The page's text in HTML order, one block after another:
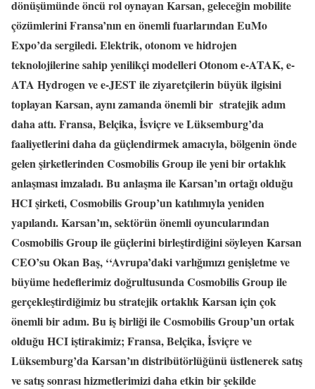
dönüşümünde öncü rol oynayan Karsan, geleceğin mobilite
çözümlerini Fransa’nın en önemli fuarlarından EuMo
Expo’da sergiledi. Elektrik, otonom ve hidrojen
teknolojilerine sahip yenilikçi modelleri Otonom e-ATAK, e-
ATA Hydrogen ve e-JEST ile ziyaretçilerin büyük ilgisini
toplayan Karsan, aynı zamanda önemli bir stratejik adım
daha attı. Fransa, Belçika, İsviçre ve Lüksemburg’da
faaliyetlerini daha da güçlendirmek amacıyla, bölgenin önde
gelen şirketlerinden Cosmobilis Group ile yeni bir ortaklık
anlaşması imzaladı. Bu anlaşma ile Karsan’ın ortağı olduğu
HCI şirketi, Cosmobilis Group’un katılımıyla yeniden
yapılandı. Karsan’ın, sektörün önemli oyuncularından
Cosmobilis Group ile güçlerini birleştirdiğini söyleyen Karsan
CEO’su Okan Baş, ‘‘Avrupa’daki varlığımızı genişletme ve
büyüme hedeflerimiz doğrultusunda Cosmobilis Group ile
gerçekleştirdiğimiz bu stratejik ortaklık Karsan için çok
önemli bir adım. Bu iş birliği ile Cosmobilis Group’un ortak
olduğu HCI iştirakimiz; Fransa, Belçika, İsviçre ve
Lüksemburg’da Karsan’ın distribütörlüğünü üstlenerek satış
ve satış sonrası hizmetlerimizi daha etkin bir şekilde